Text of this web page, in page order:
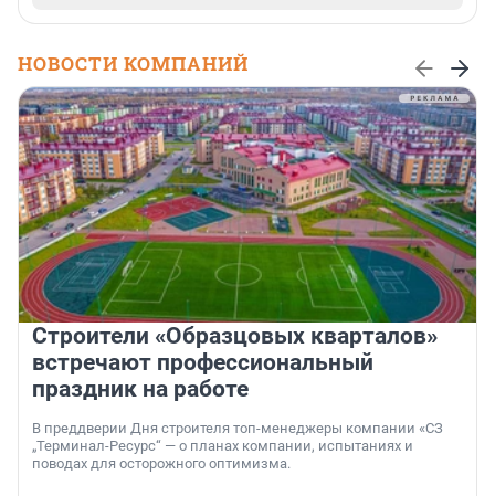
НОВОСТИ КОМПАНИЙ
Строители «Образцовых кварталов»
встречают профессиональный
праздник на работе
В преддверии Дня строителя топ-менеджеры компании «СЗ
„Терминал-Ресурс“ — о планах компании, испытаниях и
поводах для осторожного оптимизма.